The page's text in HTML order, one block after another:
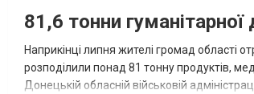
81,6 тонни
Наприкінці липня жителі громад області
розподілили понад 81 тонну продуктів,
Донецькій обласній військовій